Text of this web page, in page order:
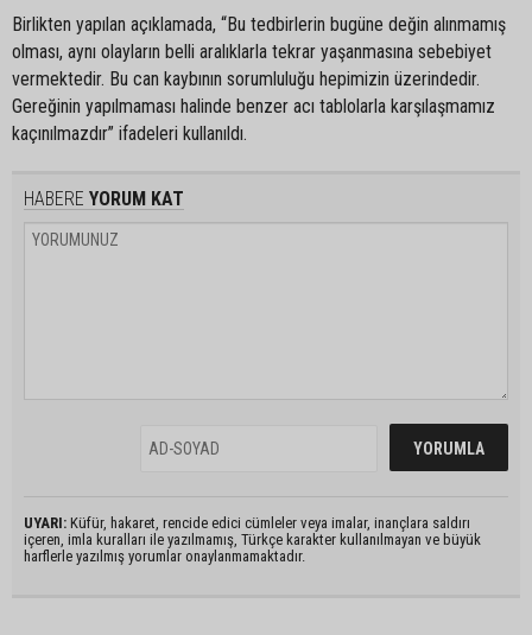
Birlikten yapılan açıklamada, “Bu tedbirlerin bugüne değin alınmamış
olması, aynı olayların belli aralıklarla tekrar yaşanmasına sebebiyet
vermektedir. Bu can kaybının sorumluluğu hepimizin üzerindedir.
Gereğinin yapılmaması halinde benzer acı tablolarla karşılaşmamız
kaçınılmazdır” ifadeleri kullanıldı.
HABERE YORUM KAT
UYARI: Küfür, hakaret, rencide edici cümleler veya imalar, inançlara saldırı
içeren, imla kuralları ile yazılmamış, Türkçe karakter kullanılmayan ve büyük
harflerle yazılmış yorumlar onaylanmamaktadır.